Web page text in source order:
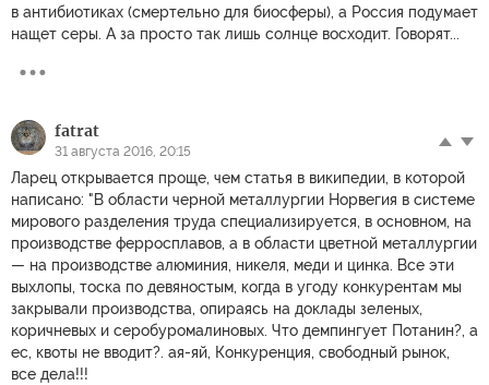
в антибиотиках (смертельно для биосферы), а Россия подумает
нащет серы. А за просто так лишь солнце восходит. Говорят...
fatrat
31 августа 2016, 20:15
Ларец открывается проще, чем статья в википедии, в которой
написано: "В области черной металлургии Норвегия в системе
мирового разделения труда специализируется, в основном, на
производстве ферросплавов, а в области цветной металлургии
— на производстве алюминия, никеля, меди и цинка. Все эти
выхлопы, тоска по девяностым, когда в угоду конкурентам мы
закрывали производства, опираясь на доклады зеленых,
коричневых и серобуромалиновых. Что демпингует Потанин?, а
ес, квоты не вводит?. ая-яй, Конкуренция, свободный рынок,
все дела!!!